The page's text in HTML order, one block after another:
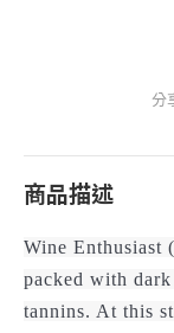
分
商品描述
Wine Enthusiast
packed with
tannins. At this